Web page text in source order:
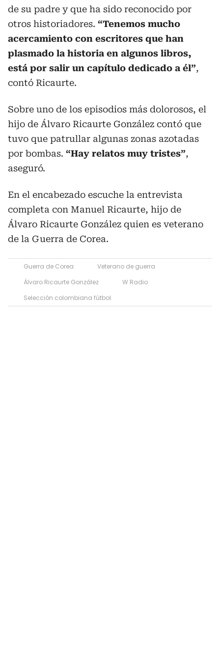
de su padre y que ha sido reconocido por
otros historiadores. “Tenemos mucho
acercamiento con escritores que han
plasmado la historia en algunos libros,
está por salir un capítulo dedicado a él”,
contó Ricaurte.
Sobre uno de los episodios más dolorosos, el
hijo de Álvaro Ricaurte González contó que
tuvo que patrullar algunas zonas azotadas
por bombas. “Hay relatos muy tristes”,
aseguró.
En el encabezado escuche la entrevista
completa con Manuel Ricaurte, hijo de
Álvaro Ricaurte González quien es veterano
de la Guerra de Corea.
Guerra de Corea
Veterano de guerra
Álvaro Ricaurte González
W Radio
Selección colombiana fútbol